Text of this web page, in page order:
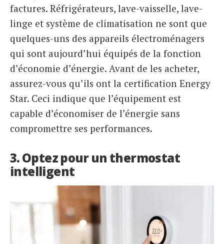
factures. Réfrigérateurs, lave-vaisselle, lave-
linge et système de climatisation ne sont que
quelques-uns des appareils électroménagers
qui sont aujourd’hui équipés de la fonction
d’économie d’énergie. Avant de les acheter,
assurez-vous qu’ils ont la certification Energy
Star. Ceci indique que l’équipement est
capable d’économiser de l’énergie sans
compromettre ses performances.
3. Optez pour un thermostat
intelligent